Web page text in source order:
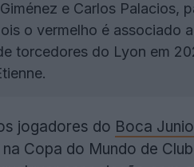
e Carlos Palacios,
o vermelho é associado
torcedores do Lyon em
jogadores do Boca
Copa do Mundo de